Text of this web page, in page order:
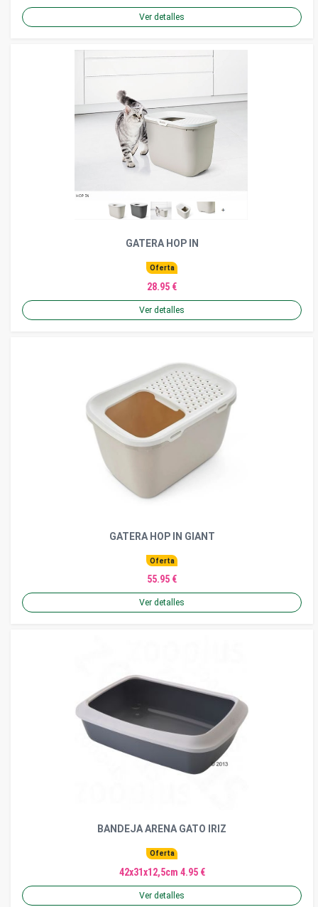
Ver detalles
GATERA HOP IN
Oferta
28.95 €
Ver detalles
GATERA HOP IN GIANT
Oferta
55.95 €
Ver detalles
BANDEJA ARENA GATO IRIZ
Oferta
42x31x12,5cm 4.95 €
Ver detalles